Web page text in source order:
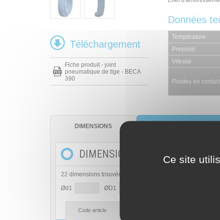
Données
Température
Pression
Vitesse
Fluides en contact
Téléchargement
Fiche produit - joint
pneumatique de tige - BECA
390
DIMENSIONS
DIMENSIONS
22 dimensions trouvées
Code article
Ød1 ØD1
Ce site